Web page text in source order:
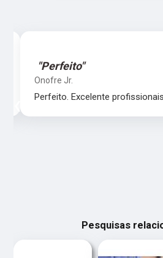
"Perfeito"
Onofre Jr.
Perfeito. Excelente
‹
Pesquisas